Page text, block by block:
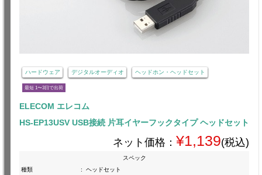
ハードウェア デジタルオーディオ ヘッドホン・ヘッドセット
最短 1〜3日で出荷
ELECOM エレコム
HS-EP13USV USB接続 片耳イヤーフックタイプ ヘッドセット
ネット価格： ¥1,139(税込)
スペック
種類
:
ヘッドセット